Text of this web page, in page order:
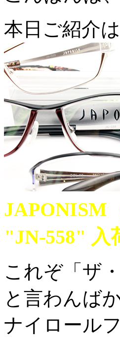
本日ご紹介
JAPONISM
"JN-558" 入
これぞ「ザ
と言わんば
ナイロール